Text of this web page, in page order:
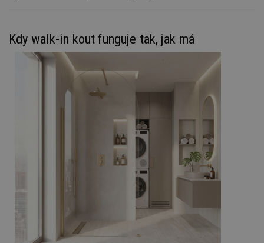
Kdy walk-in kout funguje tak, jak má